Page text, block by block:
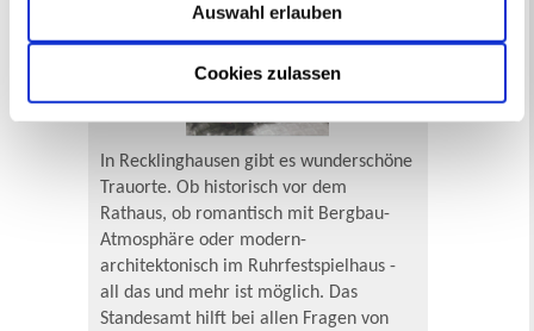
Cookies zulassen
Auswahl erlauben
In Recklinghausen gibt es wunderschöne
Trauorte. Ob historisch vor dem
Rathaus, ob romantisch mit Bergbau-
Atmosphäre oder modern-
architektonisch im Ruhrfestspielhaus -
all das und mehr ist möglich. Das
Standesamt hilft bei allen Fragen von